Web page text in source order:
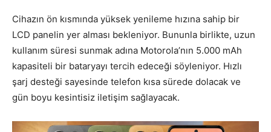
Cihazın ön kısmında yüksek yenileme hızına sahip bir
LCD panelin yer alması bekleniyor. Bununla birlikte, uzun
kullanım süresi sunmak adına Motorola’nın 5.000 mAh
kapasiteli bir bataryayı tercih edeceği söyleniyor. Hızlı
şarj desteği sayesinde telefon kısa sürede dolacak ve
gün boyu kesintisiz iletişim sağlayacak.